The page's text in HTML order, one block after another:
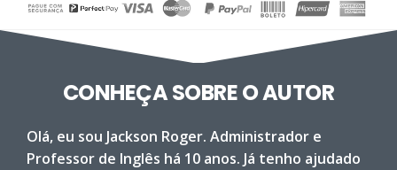
CONHEÇA SOBRE O AUTOR
Olá, eu sou Jackson Roger. Administrador e
Professor de Inglês há 10 anos. Já tenho ajudado